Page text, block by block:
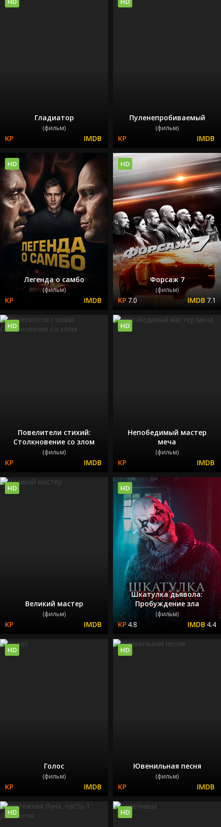
Гладиатор
(фильм)
Пуленепробиваемый
(фильм)
Легенда о самбо
(фильм)
HD
Форсаж 7
(фильм)
7.0 7.1
HD
Повелители стихий:
Столкновение со злом
(фильм)
HD
Непобедимый мастер
меча
(фильм)
HD
Великий мастер
(фильм)
HD
Шкатулка дьявола:
Пробуждение зла
(фильм)
4.8 4.4
HD
Голос
(фильм)
HD
Ювенильная песня
(фильм)
HD
HD HD